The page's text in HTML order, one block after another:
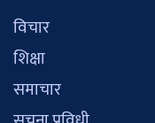
विचार
शिक्षा
समाचार